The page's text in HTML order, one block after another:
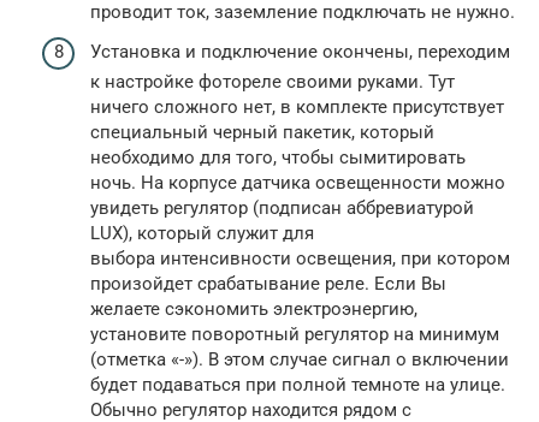
проводит ток, заземление подключать не нужно.
Установка и подключение окончены, переходим
к настройке фотореле своими руками. Тут
ничего сложного нет, в комплекте присутствует
специальный черный пакетик, который
необходимо для того, чтобы сымитировать
ночь. На корпусе датчика освещенности можно
увидеть регулятор (подписан аббревиатурой
LUX), который служит для
выбора интенсивности освещения, при котором
произойдет срабатывание реле. Если Вы
желаете сэкономить электроэнергию,
установите поворотный регулятор на минимум
(отметка «-»). В этом случае сигнал о включении
будет подаваться при полной темноте на улице.
Обычно регулятор находится рядом с